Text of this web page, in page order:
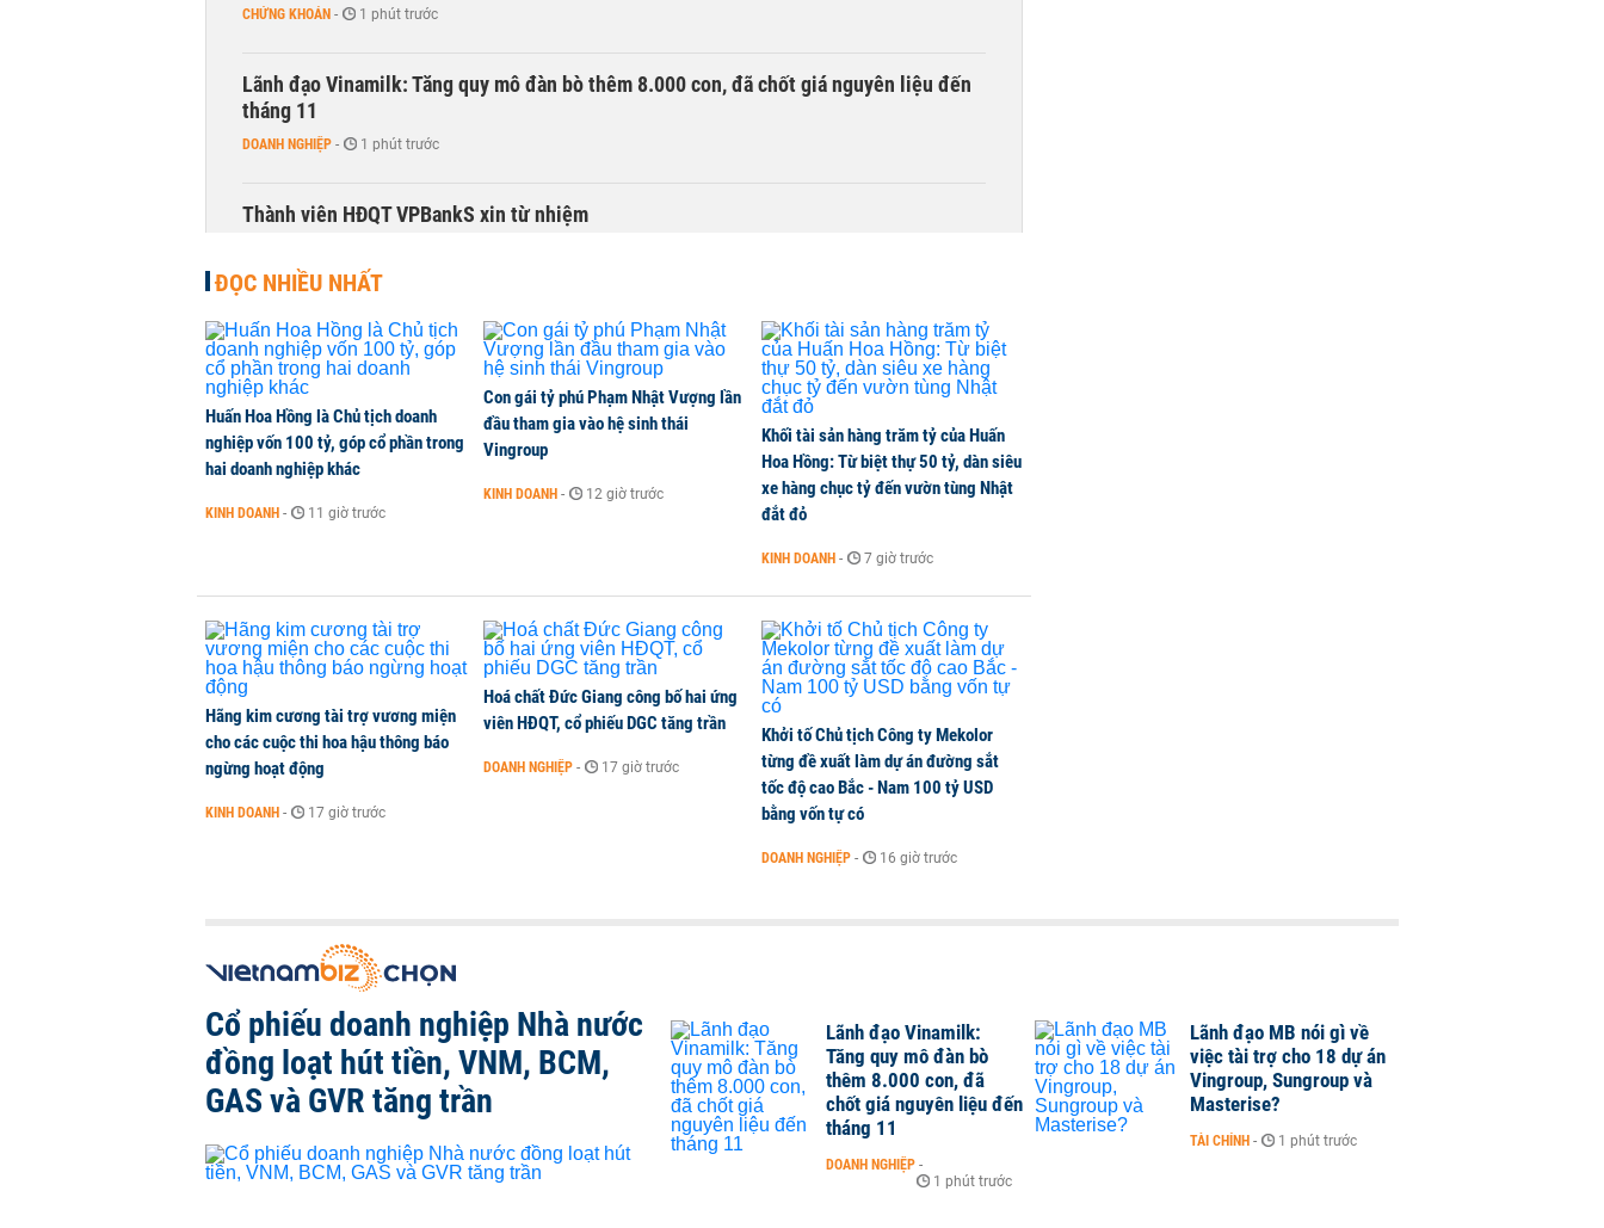
CHỨNG KHOÁN - 1 phút trước
Lãnh đạo Vinamilk: Tăng quy mô đàn bò thêm 8.000 con, đã chốt giá nguyên liệu đến
tháng 11
DOANH NGHIỆP - 1 phút trước
Thành viên HĐQT VPBankS xin từ nhiệm
ĐỌC NHIỀU NHẤT
Huấn Hoa Hồng là Chủ tịch doanh
nghiệp vốn 100 tỷ, góp cổ phần trong
hai doanh nghiệp khác
KINH DOANH - 11 giờ trước
Con gái tỷ phú Phạm Nhật Vượng lần
đầu tham gia vào hệ sinh thái
Vingroup
KINH DOANH - 12 giờ trước
Khối tài sản hàng trăm tỷ của Huấn
Hoa Hồng: Từ biệt thự 50 tỷ, dàn siêu
xe hàng chục tỷ đến vườn tùng Nhật
đắt đỏ
KINH DOANH - 7 giờ trước
Hãng kim cương tài trợ vương miện
cho các cuộc thi hoa hậu thông báo
ngừng hoạt động
KINH DOANH - 17 giờ trước
Hoá chất Đức Giang công bố hai ứng
viên HĐQT, cổ phiếu DGC tăng trần
DOANH NGHIỆP - 17 giờ trước
Khởi tố Chủ tịch Công ty Mekolor
từng đề xuất làm dự án đường sắt
tốc độ cao Bắc - Nam 100 tỷ USD
bằng vốn tự có
DOANH NGHIỆP - 16 giờ trước
Cổ phiếu doanh nghiệp Nhà nước
đồng loạt hút tiền, VNM, BCM,
GAS và GVR tăng trần
Lãnh đạo Vinamilk:
Tăng quy mô đàn bò
thêm 8.000 con, đã
chốt giá nguyên liệu đến
tháng 11
DOANH NGHIỆP -
1 phút trước
Lãnh đạo MB nói gì về
việc tài trợ cho 18 dự án
Vingroup, Sungroup và
Masterise?
TÀI CHÍNH - 1 phút trước